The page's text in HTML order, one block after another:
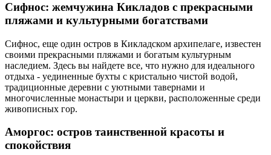
Сифнос: жемчужина Кикладов с прекрасными
пляжами и культурными богатствами
Сифнос, еще один остров в Кикладском архипелаге, известен
своими прекрасными пляжами и богатым культурным
наследием. Здесь вы найдете все, что нужно для идеального
отдыха - уединенные бухты с кристально чистой водой,
традиционные деревни с уютными тавернами и
многочисленные монастыри и церкви, расположенные среди
живописных гор.
Аморгос: остров таинственной красоты и
спокойствия